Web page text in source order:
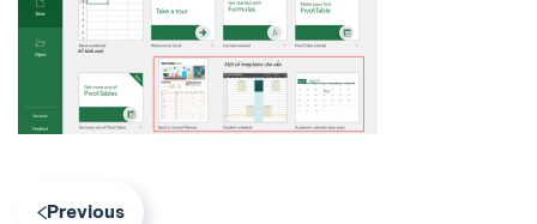
Previous